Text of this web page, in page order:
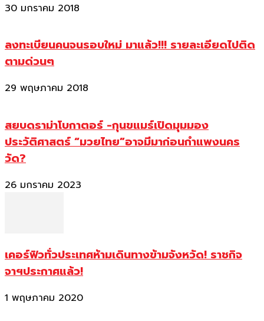
30 มกราคม 2018
ลงทะเบียนคนจนรอบใหม่ มาแล้ว!!! รายละเอียดไปติด
ตามด่วนๆ
29 พฤษภาคม 2018
สยบดราม่าโบกาตอร์ -กุนขแมร์เปิดมุมมอง
ประวัติศาสตร์ “มวยไทย”อาจมีมาก่อนกำแพงนคร
วัด?
26 มกราคม 2023
เคอร์ฟิวทั่วประเทศห้ามเดินทางข้ามจังหวัด! ราชกิจ
จาฯประกาศแล้ว!
1 พฤษภาคม 2020